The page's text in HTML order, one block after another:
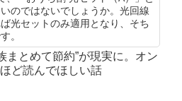
のではないでしょうか。光回線
光セットのみ適用となり、そち
。
まとめて節約”が現実に。オン
ど読んでほしい話